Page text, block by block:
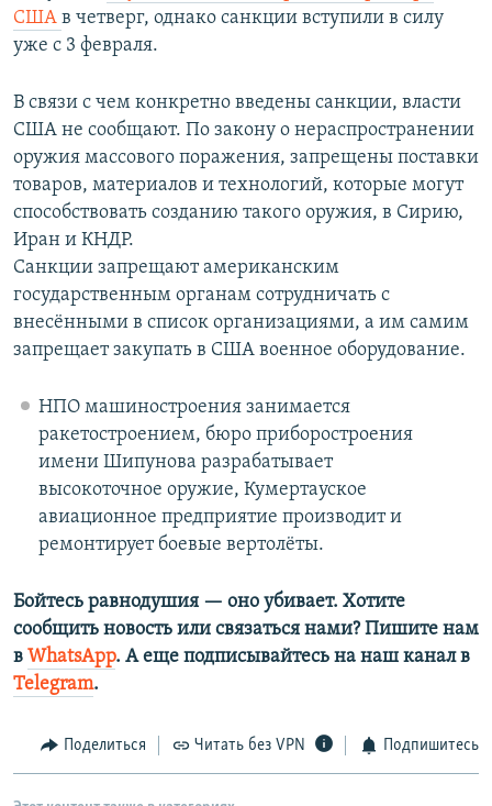
США в четверг, однако санкции вступили в силу
уже с 3 февраля.
В связи с чем конкретно введены санкции, власти
США не сообщают. По закону о нераспространении
оружия массового поражения, запрещены поставки
товаров, материалов и технологий, которые могут
способствовать созданию такого оружия, в Сирию,
Иран и КНДР.
Санкции запрещают американским
государственным органам сотрудничать с
внесёнными в список организациями, а им самим
запрещает закупать в США военное оборудование.
НПО машиностроения занимается
ракетостроением, бюро приборостроения
имени Шипунова разрабатывает
высокоточное оружие, Кумертауское
авиационное предприятие производит и
ремонтирует боевые вертолёты.
Бойтесь равнодушия — оно убивает. Хотите
сообщить новость или связаться нами? Пишите нам
в WhatsApp. А еще подписывайтесь на наш канал в
Telegram.
Поделиться Читать без VPN Подпишитесь